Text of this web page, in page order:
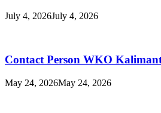
July 4, 2026July 4, 2026
Contact Person WKO
May 24, 2026May 24, 2026